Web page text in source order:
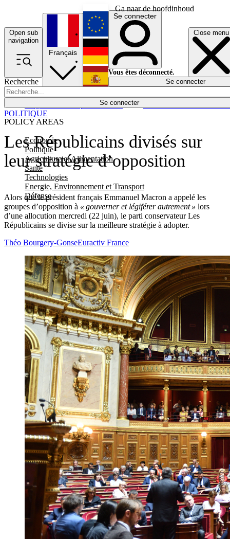
Ga naar de hoofdinhoud
Open sub
navigation
Close menu
Recherche
Se connecter
POLICY AREAS
Economie
Politique
Agriculture et Alimentation
Santé
Technologies
Energie, Environnement et Transport
Défense
Économie
Français
English
Deutsch
Español
Se connecter
Vous êtes déconnecté.
Se connecter
Les Républicains divisés sur
leur stratégie d’opposition
Alors que le président français Emmanuel Macron a appelé les
groupes d’opposition à « gouverner et légiférer autrement » lors
d’une allocution mercredi (22 juin), le parti conservateur Les
Républicains se divise sur la meilleure stratégie à adopter.
POLITIQUE
Théo Bourgery-GonseEuractiv France